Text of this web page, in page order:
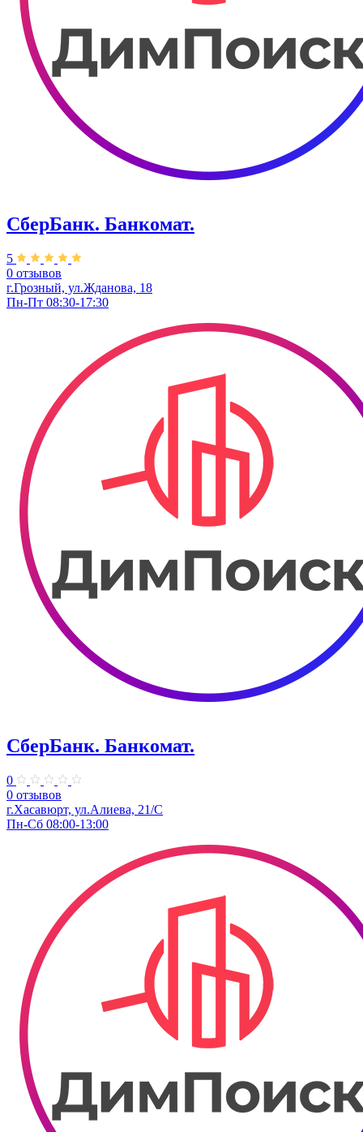
СберБанк. Банкомат.
5
0 отзывов
г.Грозный, ул.Жданова, 18
Пн-Пт 08:30-17:30
СберБанк. Банкомат.
0
0 отзывов
г.Хасавюрт, ул.Алиева, 21/С
Пн-Сб 08:00-13:00